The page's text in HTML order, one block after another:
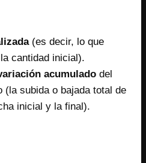
(es decir, lo que
cantidad inicial).
acumulado del
(la subida o bajada total de
inicial y la final).